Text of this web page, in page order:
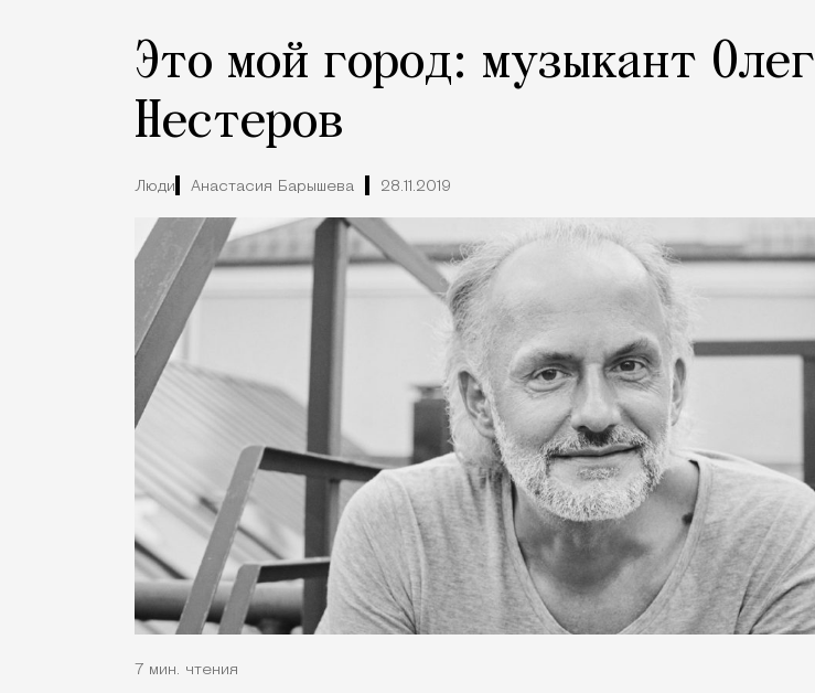
Это мой город: музыкант Олег
Нестеров
Люди Анастасия Барышева 28.11.2019
7 мин. чтения